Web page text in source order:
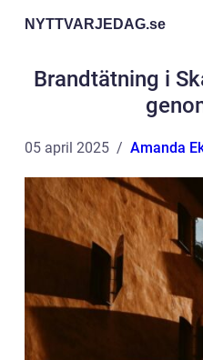
NYTTVARJEDAG.se
Brandtätning i
05 april 2025 Amanda